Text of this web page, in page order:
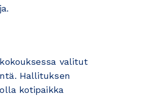
valitut
Hallituksen
kotipaikka